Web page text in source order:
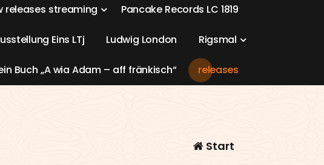
releases streaming Pancake Records LC 1819
usstellung Eins LTj Ludwig London Rigsmal
in Buch „Awia Adam – aff fränkisch“ releases
Start